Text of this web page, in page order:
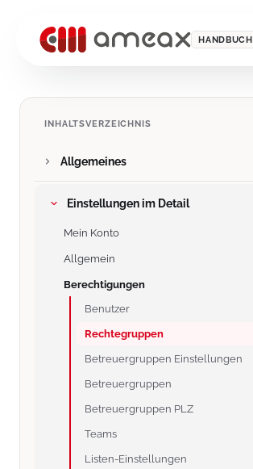
HANDBUCH
INHALTSVERZEICHNIS
Allgemeines
Einstellungen im Detail
Mein Konto
Allgemein
Berechtigungen
Benutzer
Rechtegruppen
Betreuergruppen Einstellungen
Betreuergruppen
Betreuergruppen PLZ
Teams
Listen-Einstellungen